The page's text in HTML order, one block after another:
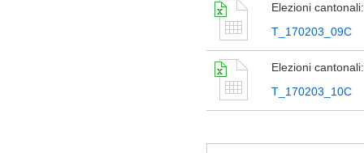
Elezioni
T_170203_09C
Elezioni
T_170203_10C